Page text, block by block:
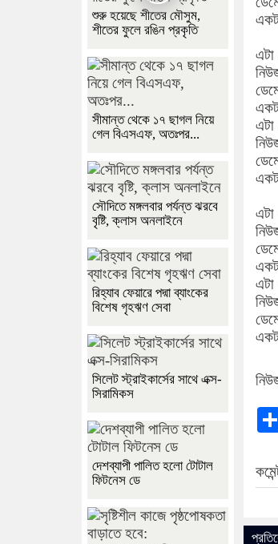
শুরু হয়েছে শীতের মৌসুম,
শীতের ফুলে রঙিন প্রকৃতি
সীমান্ত থেকে ১৭ ছাগল নিয়ে
গেল বিএসএফ, অতঃপর...
সৌদিতে মঙ্গলবার পর্যন্ত ঝরবে
বৃষ্টি, ক্লাস অনলাইনে
রিহ্যাব ফেয়ারে পদ্মা ব্যাংকের
বিশেষ গৃহঋণ সেবা
সিলেট স্ট্রাইকার্সের সাথে এক্স-
সিরামিকস
দেশব্যাপী পালিত হলো টোটাল
ফিটনেস ডে